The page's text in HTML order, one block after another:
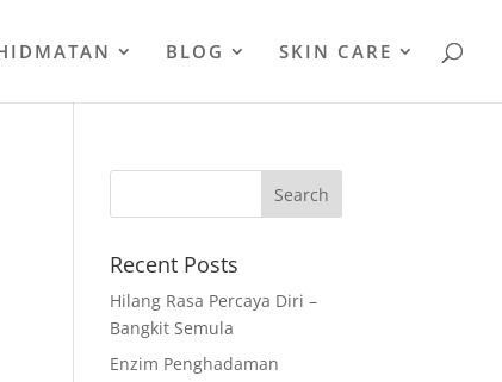
BLOG SKIN CARE
Recent Posts
Hilang Rasa Percaya Diri –
Bangkit Semula
Enzim Penghadaman